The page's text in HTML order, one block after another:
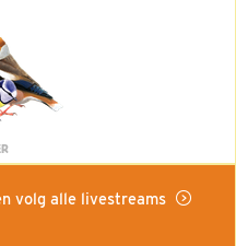
volg alle livestreams